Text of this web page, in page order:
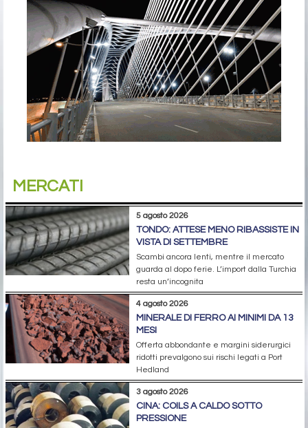
MERCATI
5 agosto 2026
TONDO: ATTESE MENO RIBASSISTE IN
VISTA DI SETTEMBRE
Scambi ancora lenti, mentre il mercato
guarda al dopo ferie. L’import dalla Turchia
resta un’incognita
4 agosto 2026
MINERALE DI FERRO AI MINIMI DA 13
MESI
Offerta abbondante e margini siderurgici
ridotti prevalgono sui rischi legati a Port
Hedland
3 agosto 2026
CINA: COILS A CALDO SOTTO
PRESSIONE